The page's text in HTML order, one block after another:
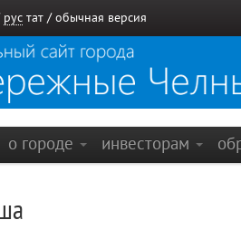
рус тат / обычная версия
о городе инвесторам